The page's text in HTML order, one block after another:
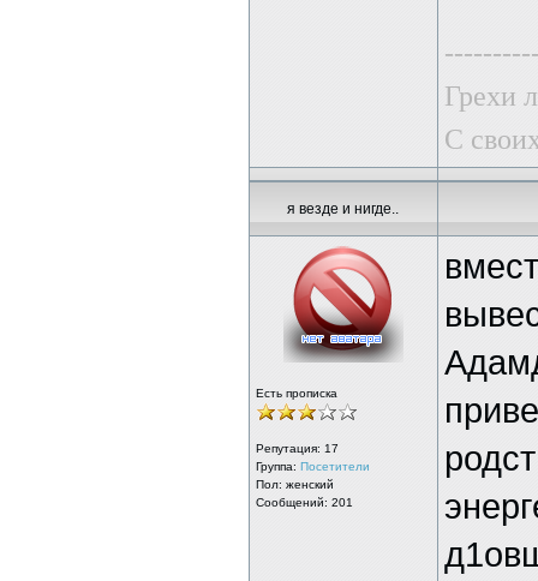
Грехи
С
я везде и нигде..
Есть прописка
Репутация: 17
Группа: Посетители
Пол: женский
Сообщений: 201